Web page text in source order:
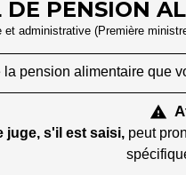
PENSION
administrative (Première
pension alimentaire que
warning
juge, s'il est saisi, peut